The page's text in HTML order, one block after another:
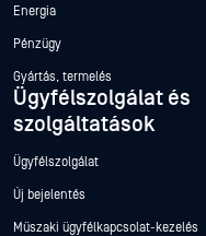
Energia
Pénzügy
Gyártás, termelés
Ügyfélszolgálat és
szolgáltatások
Ügyfélszolgálat
Új bejelentés
Műszaki ügyfélkapcsolat-kezelés